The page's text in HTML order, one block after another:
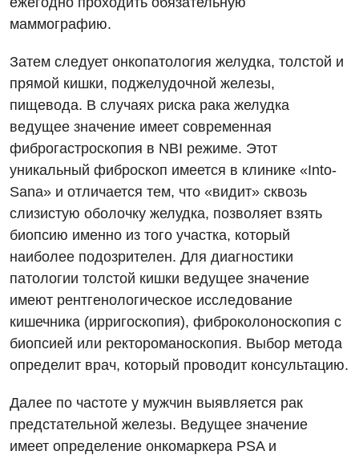
маммографию.
Затем следует онкопатология желудка, толстой и
прямой кишки, поджелудочной железы,
пищевода. В случаях риска рака желудка
ведущее значение имеет современная
фиброгастроскопия в NBI режиме. Этот
уникальный фиброскоп имеется в клинике «Into-
Sana» и отличается тем, что «видит» сквозь
слизистую оболочку желудка, позволяет взять
биопсию именно из того участка, который
наиболее подозрителен. Для диагностики
патологии толстой кишки ведущее значение
имеют рентгенологическое исследование
кишечника (ирригоскопия), фиброколоноскопия с
биопсией или ректороманоскопия. Выбор метода
определит врач, который проводит консультацию.
Далее по частоте у мужчин выявляется рак
предстательной железы. Ведущее значение
имеет определение онкомаркера PSA и